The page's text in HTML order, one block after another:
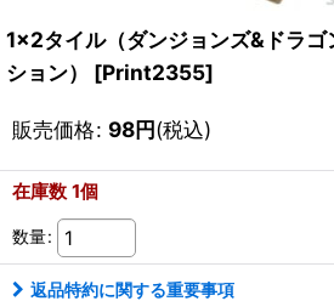
1x2タイル（ダンジョンズ&ドラ
ション）
[Print2355]
販売価格: 98円(税込)
在庫数 1個
数量:
返品特約に関する重要事項